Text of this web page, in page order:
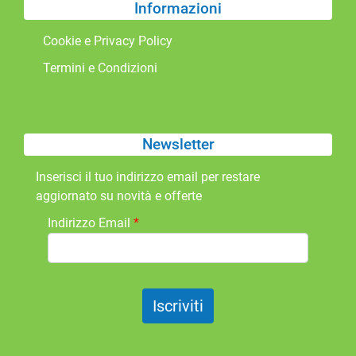
Informazioni
Cookie e Privacy Policy
Termini e Condizioni
Newsletter
Inserisci il tuo indirizzo email per restare
aggiornato su novità e offerte
Indirizzo Email *